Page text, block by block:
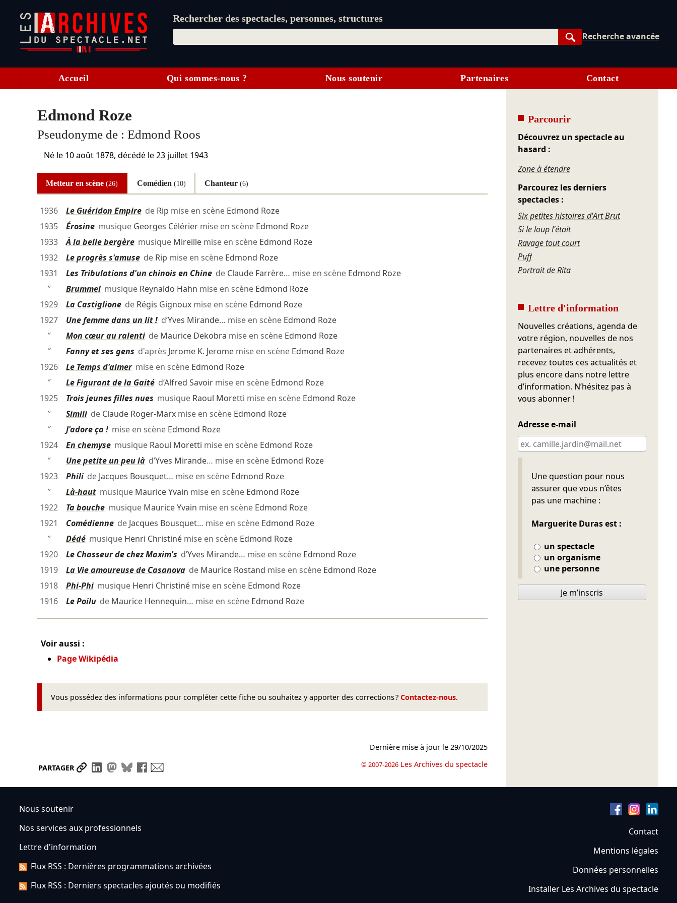
Rechercher des spectacles, personnes, structures
Rechercher
Recherche avancée
Accueil Qui sommes-nous ? Nous soutenir Partenaires Contact
Edmond Roze
Pseudonyme de : Edmond Roos
Né le 10 août 1878, décédé le23 juillet 1943
Metteur en scène(26) Comédien (10) Chanteur(6)
1936 Le Guéridon Empirede Rip mise en scène Edmond Roze
1935
Érosinemusique Georges Célériermise en scène Edmond Roze
1933
À la belle bergèremusique Mireillemise en scène Edmond Roze
1932
Le progrès s'amusede Rip mise en scène Edmond Roze
1931
Les Tribulations d'un chinois en Chinede Claude Farrère… mise en scène Edmond Roze
″
Brummelmusique Reynaldo Hahn mise en scène Edmond Roze
1929
La Castiglionede Régis Gignouxmise en scène Edmond Roze
1927
Une femme dans un lit !d’Yves Mirande… mise en scène Edmond Roze
″
Mon cœur au ralentide Maurice Dekobra mise en scène Edmond Roze
″
Fanny et ses gens d'après Jerome K. Jeromemise en scène Edmond Roze
1926
Le Temps d'aimermise en scène Edmond Roze
″
Le Figurant de la Gaitéd’Alfred Savoirmise en scène Edmond Roze
1925
Trois jeunes filles nues musique Raoul Moretti mise en scène Edmond Roze
″
Similide Claude Roger-Marxmise en scène Edmond Roze
″
J'adore ça !mise en scène Edmond Roze
1924
En chemysemusique Raoul Moretti mise en scène Edmond Roze
″
Une petite un peu làd’Yves Mirande… mise en scène Edmond Roze
1923
Philide Jacques Bousquet… mise en scène Edmond Roze
″
Là-hautmusique Maurice Yvain mise en scène Edmond Roze
1922
Ta bouchemusique Maurice Yvain mise en scène Edmond Roze
1921
Comédiennede Jacques Bousquet… mise en scène Edmond Roze
″
Dédémusique Henri Christinémise en scène Edmond Roze
1920
Le Chasseur de chez Maxim's d’Yves Mirande… mise en scène Edmond Roze
1919
La Vie amoureuse de Casanovade Maurice Rostand mise en scène Edmond Roze
1918
Phi-Phimusique Henri Christinémise en scène Edmond Roze
1916
Le Poilude Maurice Hennequin… mise en scène Edmond Roze
Voir aussi :
Page Wikipédia
Vous possédez des informations pour compléter cette fiche ou souhaitez y apporter des corrections ? Contactez-nous.
PARTAGER Partager le lien
Partager sur LinkedIn
Partager sur Mastodon
Partager sur Bluesky
Partager sur Facebook
Dernière mise à jour le29/10/2025
© 2007-2026 Les Archives du spectacle
Parcourir
Découvrez un spectacle au
hasard :
Zone à étendre
Parcourez les derniers
spectacles :
Six petites histoires d'Art Brut
Si le loup l'était
Ravage tout court
Puff
Portrait de Rita
Lettre d'information
Nouvelles créations, agenda de
votre région, nouvelles de nos
partenaires et adhérents,
recevez toutes ces actualités et
plus encore dans notre lettre
d’information. N’hésitez pas à
vous abonner !
Adresse e-mail
Une question pour nous
assurer que vous n’êtes
pas une machine :
Marguerite Duras est :
un spectacle
un organisme
une personne
Ne pas remplir
Je m’inscris
Nous soutenir
Nos services aux professionnels
Lettre d'information
Flux RSS : Dernières programmations archivées
Flux RSS : Derniers spectacles ajoutés ou modifiés
Contact
Mentions légales
Données personnelles
Installer Les Archives du spectacle